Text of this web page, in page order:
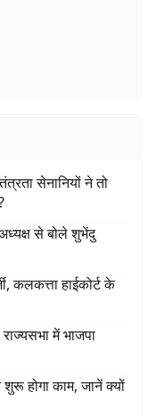
सेनानियों ने तो
से बोले शुभेंदु
कलकत्ता हाईकोर्ट के
में भाजपा
होगा काम, जानें क्यों